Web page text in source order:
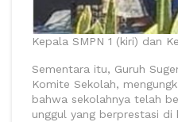
Kepala SMPN 1 (kiri) dan
Sementara itu, Guruh
Komite Sekolah,
bahwa sekolahnya telah
unggul yang berprestasi di